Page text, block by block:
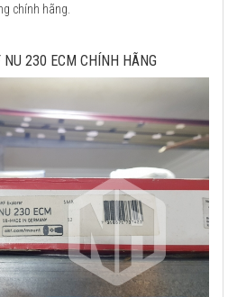
chính hãng.
230 ECM CHÍNH HÃNG